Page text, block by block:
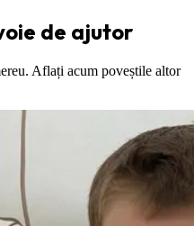
de ajutor
Aflați acum poveștile altor